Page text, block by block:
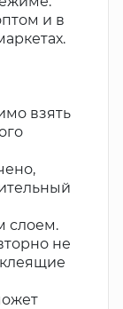
и в
взять
слоем.
не